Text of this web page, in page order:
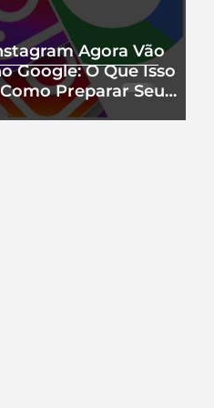
Agora Vão
Google: O Que Isso
Preparar Seu